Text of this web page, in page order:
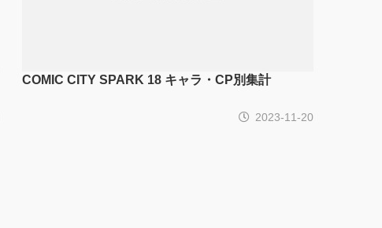
COMIC CITY SPARK 18 キャラ・CP別集計
2023-11-20